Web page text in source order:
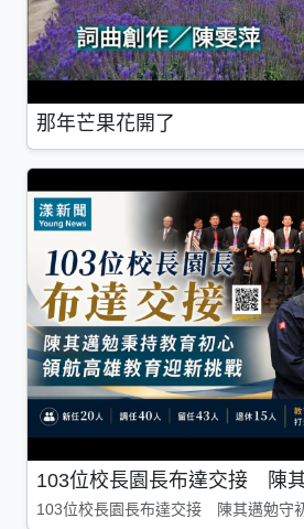
那年芒果花開了
103位校長園長布達交接 陳
103位校長園長布達交接 陳其邁勉守